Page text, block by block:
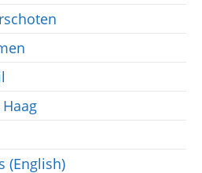
(English)